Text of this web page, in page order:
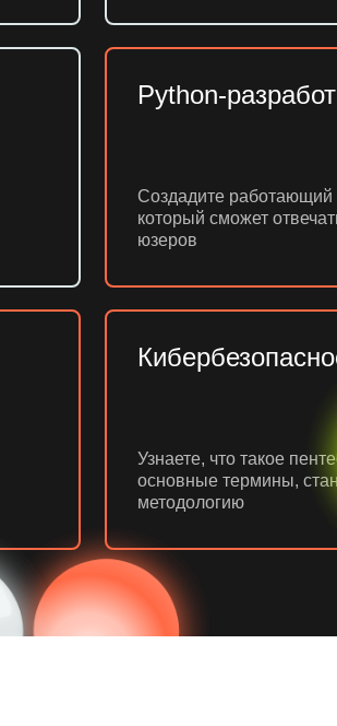
Python-
Создадите работающий
который сможет
юзеров
Узнаете, что такое
основные термины,
методологию